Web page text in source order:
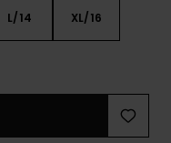
L/14 XL/16